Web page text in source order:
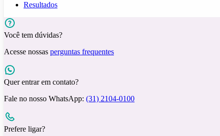
Resultados
Você tem dúvidas?
Acesse nossas perguntas frequentes
Quer entrar em contato?
Fale no nosso WhatsApp: (31) 2104-0100
Prefere ligar?